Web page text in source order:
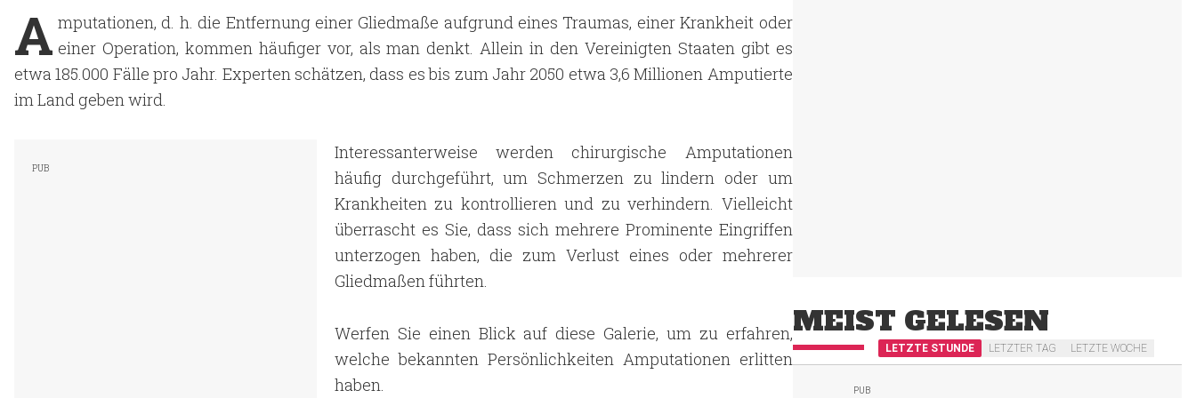
A mputationen, d. h. die Entfernung einer Gliedmaße aufgrund eines Traumas, einer Krankheit oder
einer Operation, kommen häufiger vor, als man denkt. Allein in den Vereinigten Staaten gibt es
etwa 185.000 Fälle pro Jahr. Experten schätzen, dass es bis zum Jahr 2050 etwa 3,6 Millionen Amputierte
im Land geben wird.
Interessanterweise werden chirurgische Amputationen
häufig durchgeführt, um Schmerzen zu lindern oder um
Krankheiten zu kontrollieren und zu verhindern. Vielleicht
überrascht es Sie, dass sich mehrere Prominente Eingriffen
unterzogen haben, die zum Verlust eines oder mehrerer
Gliedmaßen führten.
Werfen Sie einen Blick auf diese Galerie, um zu erfahren,
welche bekannten Persönlichkeiten Amputationen erlitten
haben.
MEIST GELESEN
LETZTE STUNDE LETZTER TAG LETZTE WOCHE